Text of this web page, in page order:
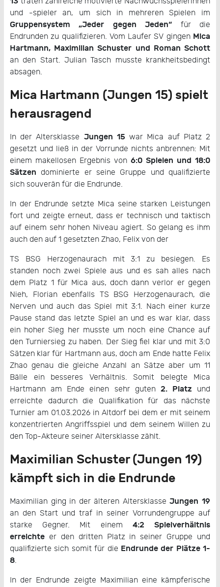
und -spieler an, um sich in mehreren Spielen im
Gruppensystem „Jeder gegen Jeden“ für die
Endrunden zu qualifizieren. Vom Laufer SV gingen Mica
Hartmann, Maximilian Schuster und Roman Schott
an den Start. Julian Tasch musste krankheitsbedingt
absagen.
Mica Hartmann (Jungen 15) spielt
herausragend
In der Altersklasse Jungen 15 war Mica auf Platz 2
gesetzt und ließ in der Vorrunde nichts anbrennen: Mit
einem makellosen Ergebnis von 6:0 Spielen und 18:0
Sätzendominierte er seine Gruppe und qualifizierte
sich souverän für die Endrunde.
In der Endrunde setzte Mica seine starken Leistungen
fort und zeigte erneut, dass er technisch und taktisch
auf einem sehr hohen Niveau agiert. So gelang es ihm
auch den auf 1 gesetzten Zhao, Felix von der
TS BSG Herzogenaurach mit 3:1 zu besiegen. Es
standen noch zwei Spiele aus und es sah alles nach
dem Platz 1 für Mica aus, doch dann verlor er gegen
Nieh, Florian ebenfalls TS BSG Herzogenaurach, die
Nerven und auch das Spiel mit 3:1. Nach einer kurze
Pause stand das letzte Spiel an und es war klar, dass
ein hoher Sieg her musste um noch eine Chance auf
den Turniersieg zu haben. Der Sieg fiel klar und mit 3:0
Sätzen klar für Hartmann aus, doch am Ende hatte Felix
Zhao genau die gleiche Anzahl an Sätze aber um 11
Bälle ein besseres Verhältnis. Somit belegte Mica
Hartmann am Ende einen sehr guten 2. Platz und
erreichte dadurch die Qualifikation für das nächste
Turnier am 01.03.2026 in Altdorf bei dem er mit seinem
konzentrierten Angriffsspiel und dem seinem Willen zu
den Top-Akteure seiner Altersklasse zählt.
Maximilian Schuster (Jungen 19)
kämpft sich in die Endrunde
Maximilian ging in der älteren AltersklasseJungen 19
an den Start und traf in seiner Vorrundengruppe auf
starke Gegner. Mit einem 4:2 Spielverhältnis
erreichte er den dritten Platz in seiner Gruppe und
qualifizierte sich somit für die Endrunde der Plätze 1-
8.
In der Endrunde zeigte Maximilian eine kämpferische